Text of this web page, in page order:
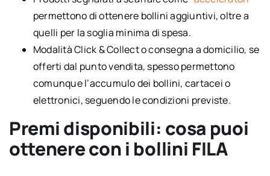
permettono di ottenere bollini aggiuntivi, oltre a
quelli per la soglia minima di spesa.
Modalità Click & Collect o consegna a domicilio, se
offerti dal punto vendita, spesso permettono
comunque l’accumulo dei bollini, cartacei o
elettronici, seguendo le condizioni previste.
Premi disponibili: cosa puoi
ottenere con i bollini FILA